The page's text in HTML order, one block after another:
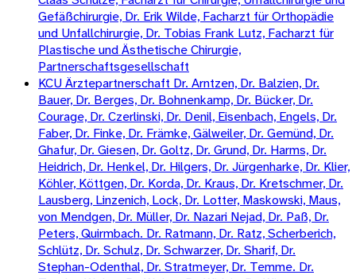
Gefäßchirurgie, Dr. Erik Wilde, Facharzt für Orthopädie
und Unfallchirurgie, Dr. Tobias Frank Lutz, Facharzt für
Plastische und Ästhetische Chirurgie,
Partnerschaftsgesellschaft
KCU Ärztepartnerschaft Dr. Arntzen, Dr. Balzien, Dr.
Bauer, Dr. Berges, Dr. Bohnenkamp, Dr. Bücker, Dr.
Courage, Dr. Czerlinski, Dr. Denil, Eisenbach, Engels, Dr.
Faber, Dr. Finke, Dr. Främke, Gälweiler, Dr. Gemünd, Dr.
Ghafur, Dr. Giesen, Dr. Goltz, Dr. Grund, Dr. Harms, Dr.
Heidrich, Dr. Henkel, Dr. Hilgers, Dr. Jürgenharke, Dr. Klier,
Köhler, Köttgen, Dr. Korda, Dr. Kraus, Dr. Kretschmer, Dr.
Lausberg, Linzenich, Lock, Dr. Lotter, Maskowski, Maus,
von Mendgen, Dr. Müller, Dr. Nazari Nejad, Dr. Paß, Dr.
Peters, Quirmbach. Dr. Ratmann, Dr. Ratz, Scherberich,
Schlütz, Dr. Schulz, Dr. Schwarzer, Dr. Sharif, Dr.
Stephan-Odenthal, Dr. Stratmeyer, Dr. Temme. Dr.